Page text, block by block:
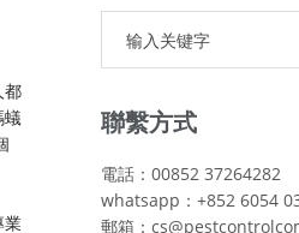
都
蟻
業
聯繫方式
電話：00852 37264282
whatsapp：+852 6054
郵箱：